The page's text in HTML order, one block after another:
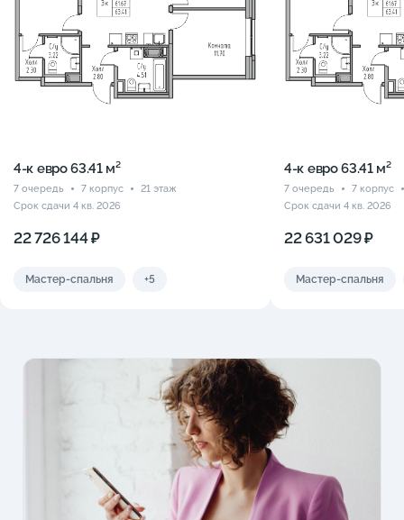
4-к eвро 63.41 м²
7 очередь 7 корпус
21 этаж
Срок сдачи 4 кв. 2026
22 726 144 ₽
Мастер-спальня +5
4-к eвро 63.41 м²
7 очередь
7 корпус
Срок сдачи 4 кв. 2026
22 631 029 ₽
Мастер-спальня